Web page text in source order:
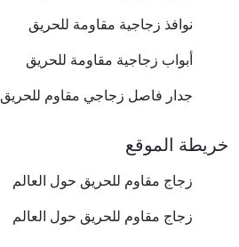
نوافذ زجاجية مقاومة للحريق
أبواب زجاجية مقاومة للحريق
جدار فاصل زجاجي مقاوم للحريق
خريطة الموقع
زجاج مقاوم للحريق حول العالم
زجاج مقاوم للحريق حول العالم